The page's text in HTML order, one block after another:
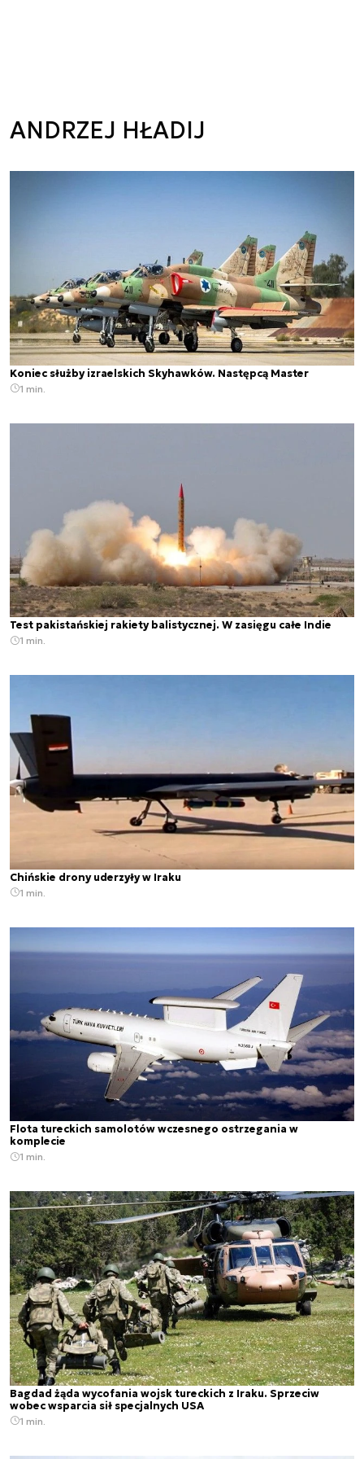
ANDRZEJ HŁADIJ
Koniec służby izraelskich Skyhawków. Następcą Master
1 min.
Test pakistańskiej rakiety balistycznej. W zasięgu całe Indie
1 min.
Chińskie drony uderzyły w Iraku
1 min.
Flota tureckich samolotów wczesnego ostrzegania w
komplecie
1 min.
Bagdad żąda wycofania wojsk tureckich z Iraku. Sprzeciw
wobec wsparcia sił specjalnych USA
1 min.